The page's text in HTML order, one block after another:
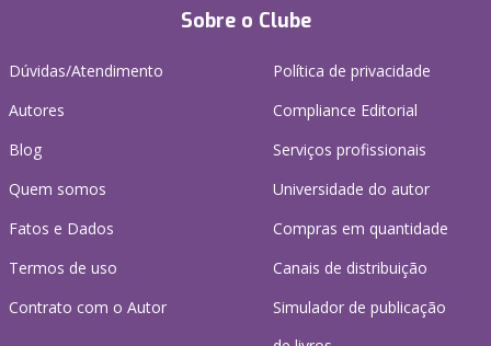
Sobre o Clube
Dúvidas/Atendimento
Autores
Blog
Quem somos
Fatos e Dados
Termos de uso
Contrato com o Autor
Política de privacidade
Compliance Editorial
Serviços profissionais
Universidade do autor
Compras em quantidade
Canais de distribuição
Simulador de publicação